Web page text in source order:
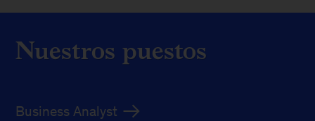
Nuestros puestos
Business Analyst